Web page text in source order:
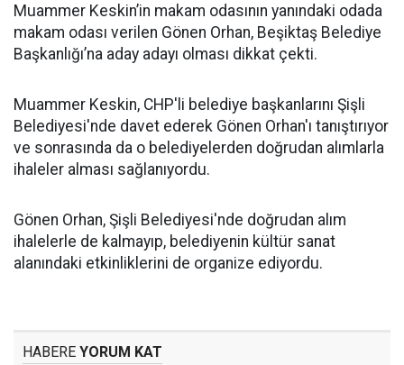
Muammer Keskin’in makam odasının yanındaki odada
makam odası verilen Gönen Orhan, Beşiktaş Belediye
Başkanlığı’na aday adayı olması dikkat çekti.
Muammer Keskin, CHP'li belediye başkanlarını Şişli
Belediyesi'nde davet ederek Gönen Orhan'ı tanıştırıyor
ve sonrasında da o belediyelerden doğrudan alımlarla
ihaleler alması sağlanıyordu.
Gönen Orhan, Şişli Belediyesi'nde doğrudan alım
ihalelerle de kalmayıp, belediyenin kültür sanat
alanındaki etkinliklerini de organize ediyordu.
HABERE YORUM KAT